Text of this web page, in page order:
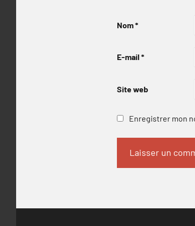
Nom*
E-mail *
Site web
Enregistrer mon